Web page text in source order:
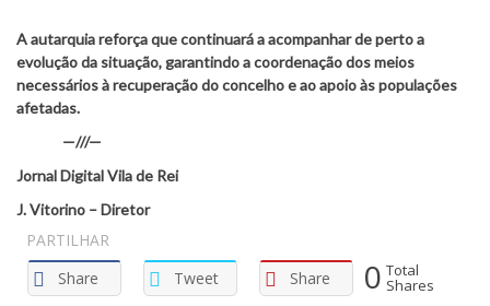
A autarquia reforça que continuará a acompanhar de perto a
evolução da situação, garantindo a coordenação dos meios
necessários à recuperação do concelho e ao apoio às populações
afetadas.
—///—
Jornal Digital Vila de Rei
J. Vitorino – Diretor
PARTILHAR
Share
Tweet Share 0 Total
Shares